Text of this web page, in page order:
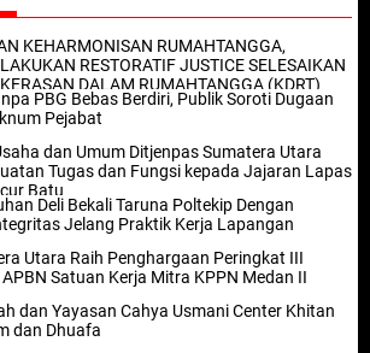
KEHARMONISAN RUMAHTANGGA,
RESTORATIF JUSTICE SELESAIKAN
DALAM RUMAHTANGGA (KDRT)
PBG Bebas Berdiri, Publik Soroti Dugaan
Pejabat
dan Umum Ditjenpas Sumatera Utara
Tugas dan Fungsi kepada Jajaran Lapas
Batu
Deli Bekali Taruna Poltekip Dengan
Jelang Praktik Kerja Lapangan
Utara Raih Penghargaan Peringkat III
Satuan Kerja Mitra KPPN Medan II
dan Yayasan Cahya Usmani Center Khitan
dan Dhuafa